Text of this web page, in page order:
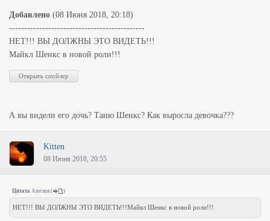
Добавлено (08 Июня 2018, 20:18)
---------------------------------------------
НЕТ!!! ВЫ ДОЛЖНЫ ЭТО ВИДЕТЬ!!!
Майкл Шенкс в новой роли!!!
А вы видели его дочь? Таню Шенкс? Как выросла девочка???
Kitten
08 Июня 2018, 20:55
Цитата Амелия ( )
НЕТ!!! ВЫ ДОЛЖНЫ ЭТО ВИДЕТЬ!!!Майкл Шенкс в новой роли!!!